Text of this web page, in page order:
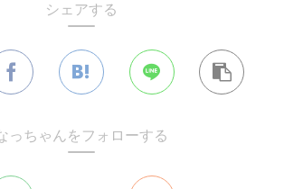
シェアする
っちゃんをフォローする